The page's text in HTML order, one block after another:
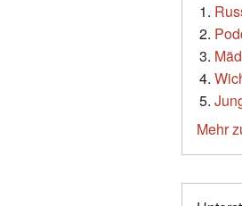
Mehr